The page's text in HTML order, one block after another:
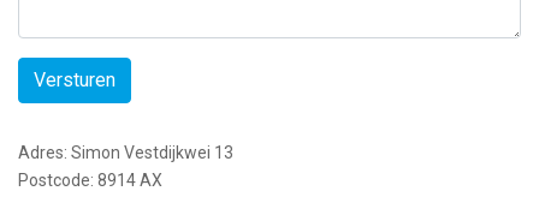
Versturen
Adres: Simon Vestdijkwei 13
Postcode: 8914 AX